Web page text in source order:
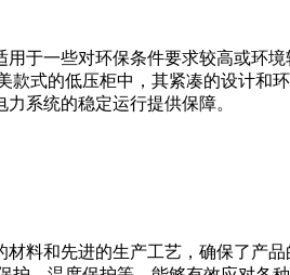
于一些对环保条件要求较高或环
式的低压柜中，其紧凑的设计和
系统的稳定运行提供保障。
料和先进的生产工艺，确保了产